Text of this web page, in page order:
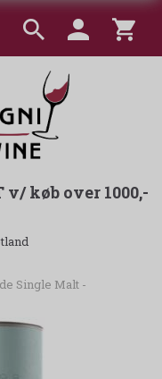
v/ køb over 1000,-
Single Malt -